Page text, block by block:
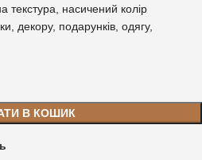
текстура, насичений колір
декору, подарунків, одягу,
В КОШИК